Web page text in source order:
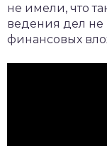
не имели, что
ведения дел не
финансовых